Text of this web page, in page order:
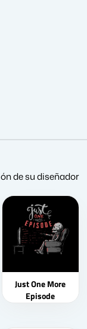
de su diseñador
Just One More
Episode